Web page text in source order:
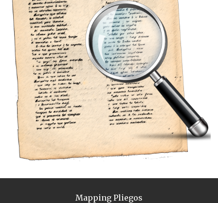
Mapping Pliegos